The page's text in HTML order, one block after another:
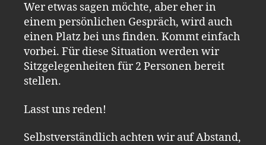
Wer etwas sagen möchte, aber eher in
einem persönlichen Gespräch, wird auch
einen Platz bei uns finden. Kommt einfach
vorbei. Für diese Situation werden wir
Sitzgelegenheiten für 2 Personen bereit
stellen.
Lasst uns reden!
Selbstverständlich achten wir auf Abstand,